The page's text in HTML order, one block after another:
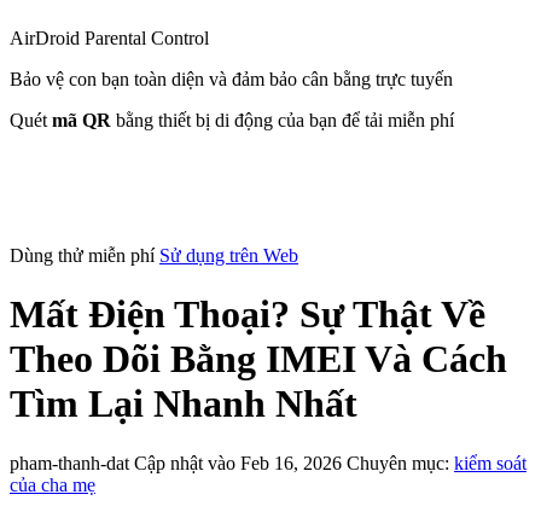
AirDroid Parental Control
Bảo vệ con bạn toàn diện và đảm bảo cân bằng trực tuyến
Quét mã QR bằng thiết bị di động của bạn để tải miễn phí
Dùng thử miễn phí Sử dụng trên Web
Mất Điện Thoại? Sự Thật Về
Theo Dõi Bằng IMEI Và Cách
Tìm Lại Nhanh Nhất
pham-thanh-dat Cập nhật vào Feb 16, 2026 Chuyên mục: kiểm soát
của cha mẹ